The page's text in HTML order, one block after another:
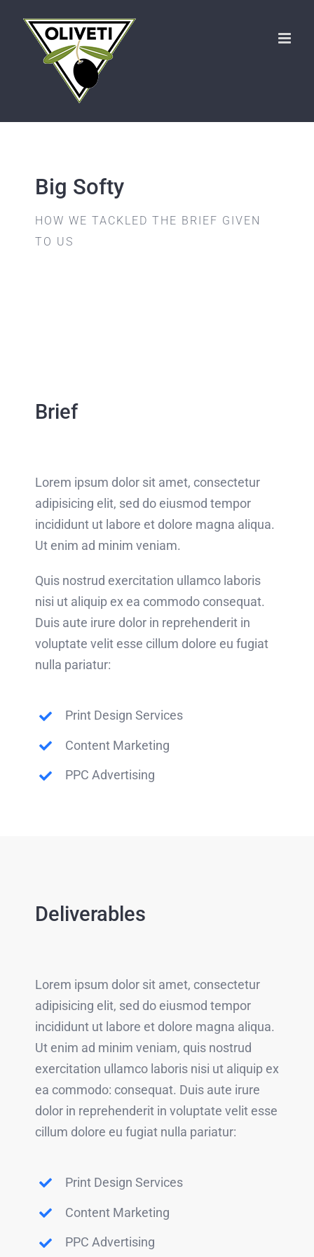
content
Big Softy
HOW WE TACKLED THE BRIEF GIVEN
TO US
Brief
Lorem ipsum dolor sit amet, consectetur
adipisicing elit, sed do eiusmod tempor
incididunt ut labore et dolore magna aliqua.
Ut enim ad minim veniam.
Quis nostrud exercitation ullamco laboris
nisi ut aliquip ex ea commodo consequat.
Duis aute irure dolor in reprehenderit in
voluptate velit esse cillum dolore eu fugiat
nulla pariatur:
Print Design Services
Content Marketing
PPC Advertising
Deliverables
Lorem ipsum dolor sit amet, consectetur
adipisicing elit, sed do eiusmod tempor
incididunt ut labore et dolore magna aliqua.
Ut enim ad minim veniam, quis nostrud
exercitation ullamco laboris nisi ut aliquip ex
ea commodo: consequat. Duis aute irure
dolor in reprehenderit in voluptate velit esse
cillum dolore eu fugiat nulla pariatur:
Print Design Services
Content Marketing
PPC Advertising